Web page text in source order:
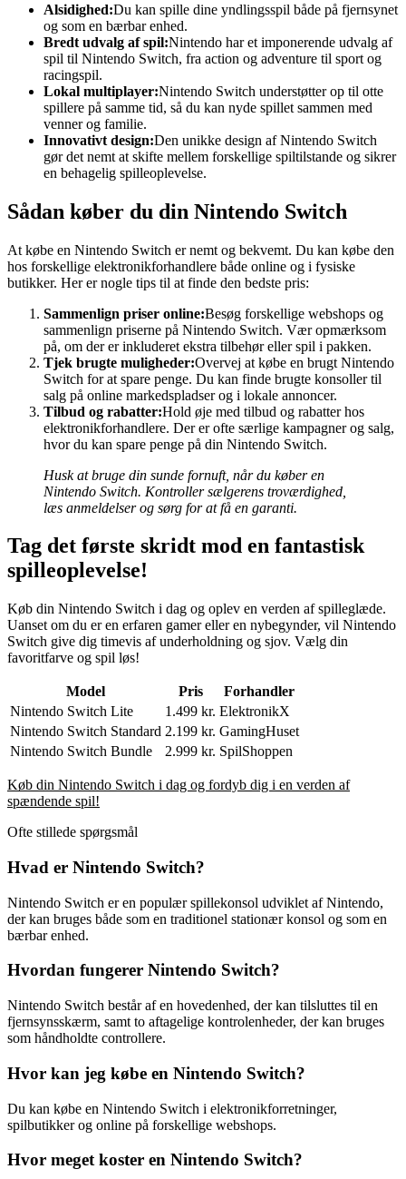
Alsidighed:Du kan spille dine yndlingsspil både på fjernsynet
og som en bærbar enhed.
Bredt udvalg af spil:Nintendo har et imponerende udvalg af
spil til Nintendo Switch, fra action og adventure til sport og
racingspil.
Lokal multiplayer:Nintendo Switch understøtter op til otte
spillere på samme tid, så du kan nyde spillet sammen med
venner og familie.
Innovativt design:Den unikke design af Nintendo Switch
gør det nemt at skifte mellem forskellige spiltilstande og sikrer
en behagelig spilleoplevelse.
Sådan køber du din Nintendo Switch
At købe en Nintendo Switch er nemt og bekvemt. Du kan købe den
hos forskellige elektronikforhandlere både online og i fysiske
butikker. Her er nogle tips til at finde den bedste pris:
Sammenlign priser online:Besøg forskellige webshops og
sammenlign priserne på Nintendo Switch. Vær opmærksom
på, om der er inkluderet ekstra tilbehør eller spil i pakken.
Tjek brugte muligheder:Overvej at købe en brugt Nintendo
Switch for at spare penge. Du kan finde brugte konsoller til
salg på online markedspladser og i lokale annoncer.
Tilbud og rabatter:Hold øje med tilbud og rabatter hos
elektronikforhandlere. Der er ofte særlige kampagner og salg,
hvor du kan spare penge på din Nintendo Switch.
Husk at bruge din sunde fornuft, når du køber en
Nintendo Switch. Kontroller sælgerens troværdighed,
læs anmeldelser og sørg for at få en garanti.
Tag det første skridt mod en fantastisk
spilleoplevelse!
Køb din Nintendo Switch i dag og oplev en verden af spilleglæde.
Uanset om du er en erfaren gamer eller en nybegynder, vil Nintendo
Switch give dig timevis af underholdning og sjov. Vælg din
favoritfarve og spil løs!
Model Pris
Forhandler
Nintendo Switch Lite
1.499 kr. ElektronikX
Nintendo Switch Standard 2.199 kr. GamingHuset
Nintendo Switch Bundle
2.999 kr. SpilShoppen
Køb din Nintendo Switch i dag og fordyb dig i en verden af
spændende spil!
Ofte stillede spørgsmål
Hvad er Nintendo Switch?
Nintendo Switch er en populær spillekonsol udviklet af Nintendo,
der kan bruges både som en traditionel stationær konsol og som en
bærbar enhed.
Hvordan fungerer Nintendo Switch?
Nintendo Switch består af en hovedenhed, der kan tilsluttes til en
fjernsynsskærm, samt to aftagelige kontrolenheder, der kan bruges
som håndholdte controllere.
Hvor kan jeg købe en Nintendo Switch?
Du kan købe en Nintendo Switch i elektronikforretninger,
spilbutikker og online på forskellige webshops.
Hvor meget koster en Nintendo Switch?